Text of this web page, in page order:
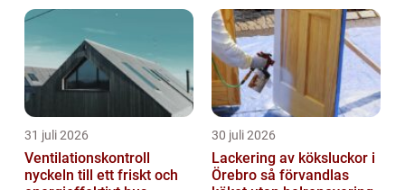
31 juli 2026
Ventilationskontroll
nyckeln till ett friskt och
30 juli 2026
Lackering av köksluckor i
Örebro så förvandlas